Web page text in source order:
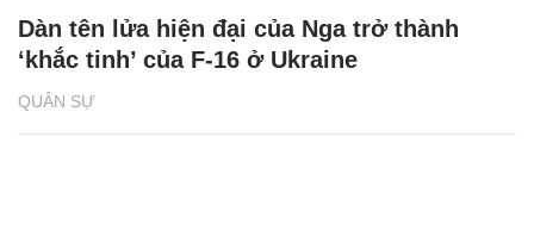
QUÂN SỰ
Dàn tên lửa hiện đại của Nga trở thành
‘khắc tinh’ của F-16 ở Ukraine